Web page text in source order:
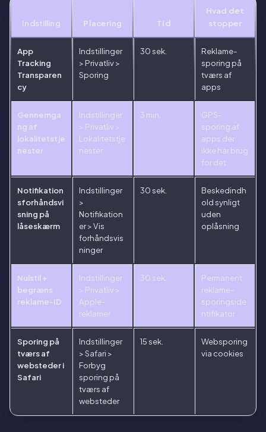
Indstilling Placering Tid
Hvad det
stopper
App
Tracking
Transparen
cy
Indstillinger
> Privatliv >
Sporing
30 sek.
Reklame-
sporing på
tværs af
apps
Gennemga
ng af
lokalitetstje
nester
Indstillinger
> Privatliv >
Lokalitetstje
nester
3 min.
GPS-
sporing af
apps der
ikke har brug
for det
Notifikation
sforhåndsvi
sning på
låseskærm
Indstillinger
>
Notifikation
er > Vis
forhåndsvis
ninger
30 sek.
Beskedindh
old synligt
uden
oplåsning
Nulstil +
begræns
reklame-ID
Indstillinger
> Privatliv >
Apple-
reklamer
30 sek.
Permanent
reklame-
sporingside
ntifikator
Sporing på
tværs af
websteder i
Safari
Indstillinger
> Safari >
Forbyg
sporing på
tværs af
websteder
15 sek.
Websporing
via cookies